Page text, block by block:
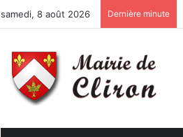
samedi, 8 août 2026 Dernière minute